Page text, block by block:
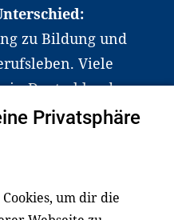
zu Bildung und
Viele
in Deutschland
dabei.
arbeiten wir eng
Privatsphäre
um dir die